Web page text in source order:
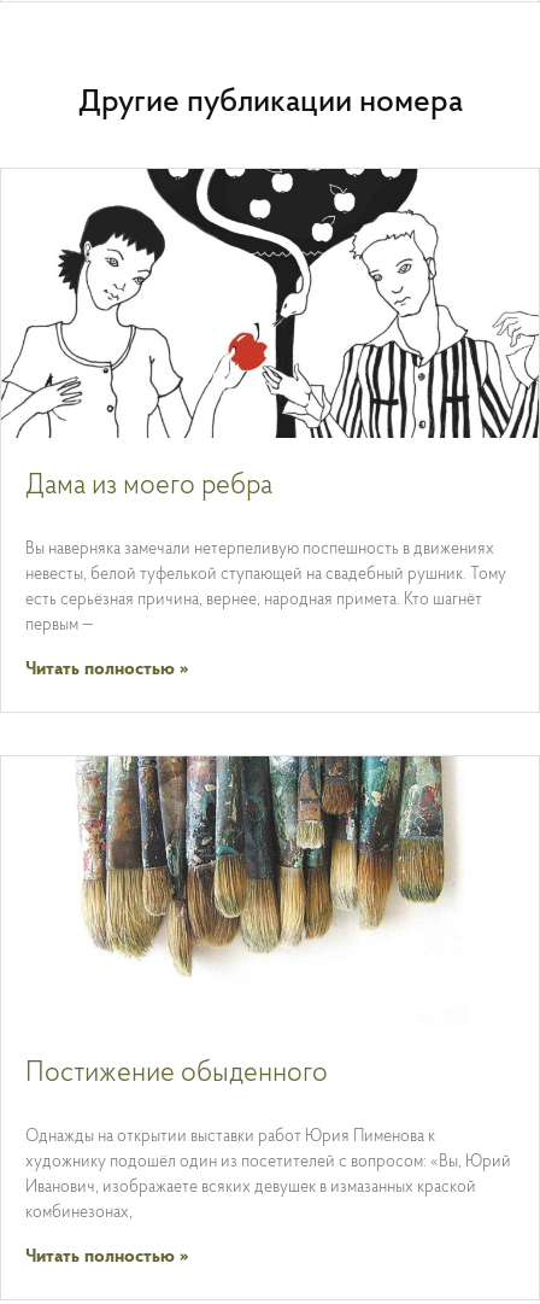
Другие публикации номера
Дама из моего ребра
Вы наверняка замечали нетерпеливую поспешность в движениях
невесты, белой туфелькой ступающей на свадебный рушник. Тому
есть серьёзная причина, вернее, народная примета. Кто шагнёт
первым —
Читать полностью »
Постижение обыденного
Однажды на открытии выставки работ Юрия Пименова к
художнику подошёл один из посетителей с вопросом: «Вы, Юрий
Иванович, изображаете всяких девушек в измазанных краской
комбинезонах,
Читать полностью »